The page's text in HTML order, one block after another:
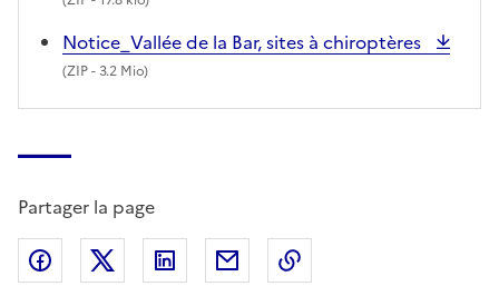
Notice_Vallée de la Bar, sites à chiroptères
(ZIP- 3.2 Mio)
Partager la page
Partager sur Facebook
Partager sur X (anciennement Twitter)
Partager sur LinkedIn
Partager par email